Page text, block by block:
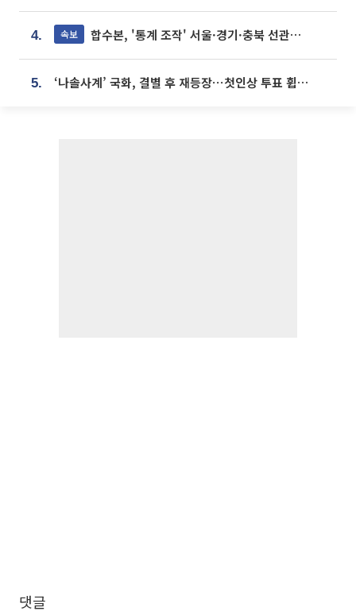
4. 속보 합수본, '통계 조작' 서울·경기·충북 선관위 등 추가 압수수색
5. ‘나솔사계’ 국화, 결별 후 재등장⋯첫인상 투표 휩쓸고 ‘인기녀’ 등극
댓글